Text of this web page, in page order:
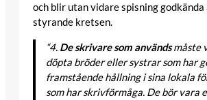
och blir utan vidare spisning godkända
styrande kretsen.
“4. De skrivare som användsmåste
döpta bröder eller systrar som har
framstående hållning i sina lokala
som har skrivförmåga. De bör vara